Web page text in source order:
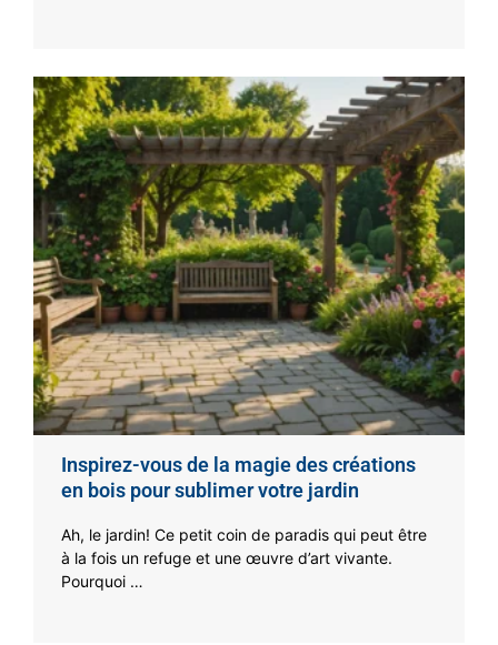
Inspirez-vous de la magie des créations
en bois pour sublimer votre jardin
Ah, le jardin! Ce petit coin de paradis qui peut être
à la fois un refuge et une œuvre d’art vivante.
Pourquoi …